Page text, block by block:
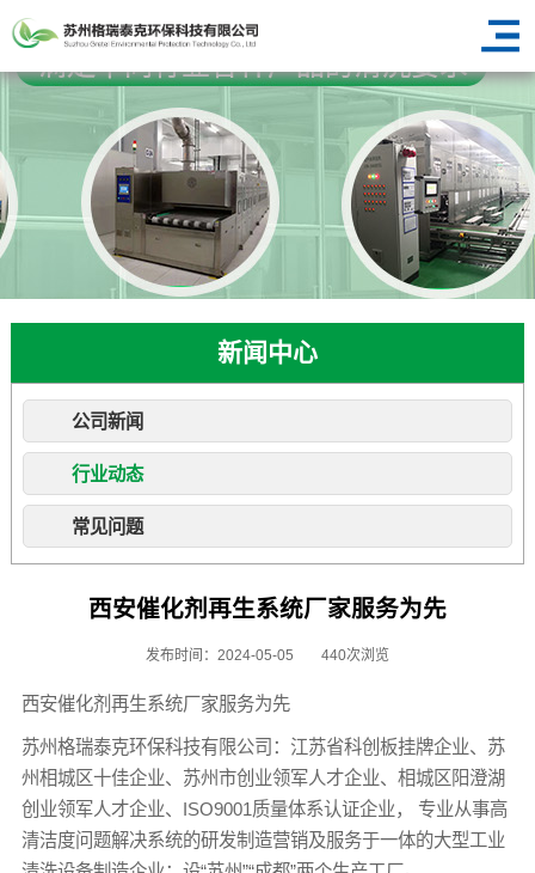
新闻中心
公司新闻
行业动态
常见问题
西安催化剂再生系统厂家服务为先
发布时间：2024-05-05 440次浏览
西安催化剂再生系统厂家服务为先
苏州格瑞泰克环保科技有限公司：江苏省科创板挂牌企业、苏
州相城区十佳企业、苏州市创业领军人才企业、相城区阳澄湖
创业领军人才企业、ISO9001质量体系认证企业， 专业从事高
清洁度问题解决系统的研发制造营销及服务于一体的大型工业